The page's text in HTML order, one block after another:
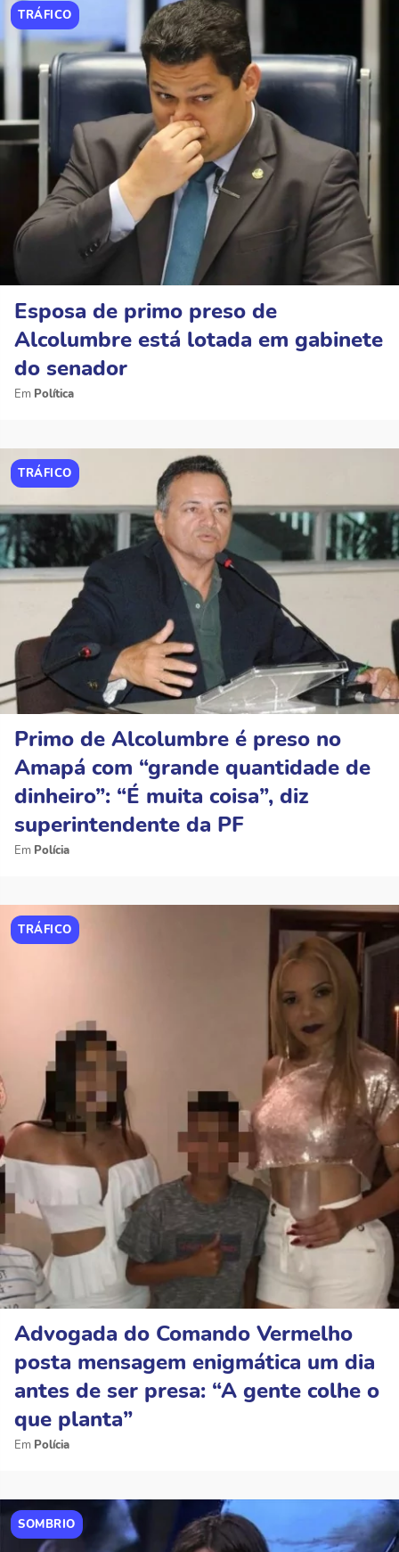
TRÁFICO
Esposa de primo preso de
Alcolumbre está lotada em gabinete
do senador
Política
TRÁFICO
Primo de Alcolumbre é preso no
Amapá com “grande quantidade de
dinheiro”: “É muita coisa”, diz
superintendente da PF
Polícia
TRÁFICO
Advogada do Comando Vermelho
posta mensagem enigmática um dia
antes de ser presa: “A gente colhe o
que planta”
Polícia
SOMBRIO